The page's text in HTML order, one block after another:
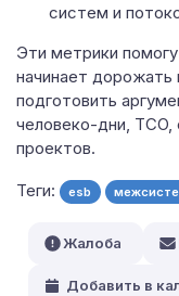
систем и
Эти метрики
начинает дорожать
подготовить
человеко-дни, TCO,
проектов.
Теги: esb
Жалоба
Добавить в